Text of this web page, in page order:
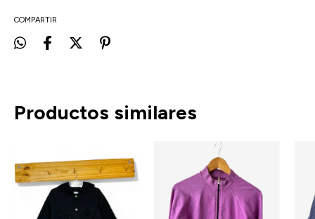
COMPARTIR
Productos similares